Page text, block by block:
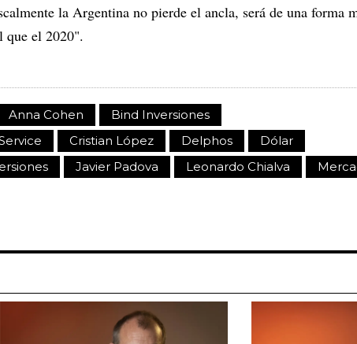
la Argentina no pierde el ancla, será de una forma
que el 2020".
Anna Cohen
Bind Inversiones
Cristian López Delphos
Dólar
Javier Padova Leonardo Chialva